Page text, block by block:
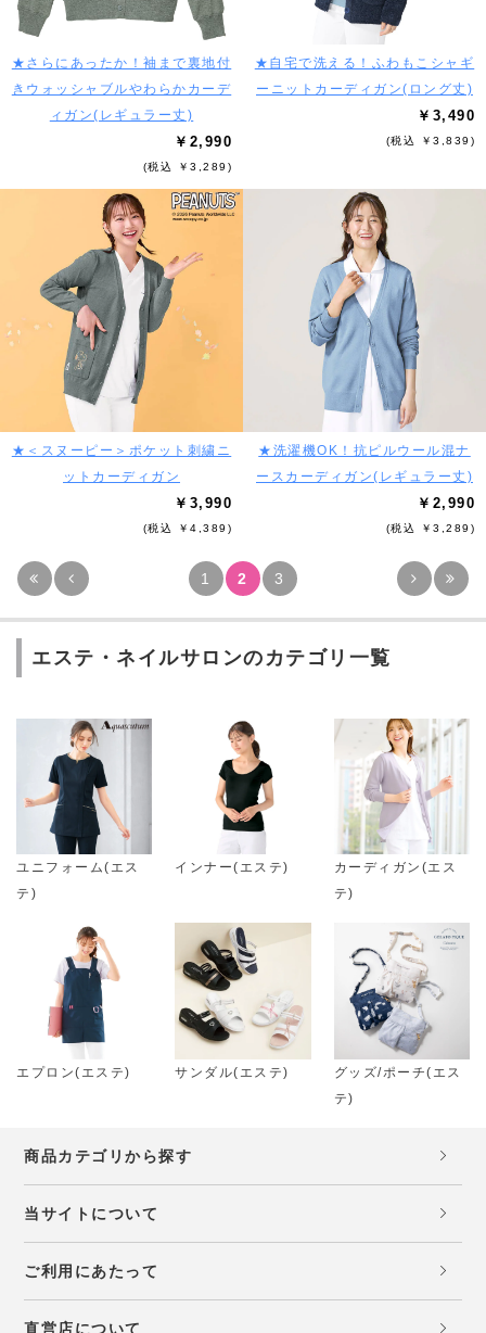
★さらにあったか！袖まで裏地付
きウォッシャブルやわらかカーデ
ィガン(レギュラー丈)
￥2,990
(税込 ￥3,289)
★自宅で洗える！ふわもこシャギ
ーニットカーディガン(ロング丈)
￥3,490
(税込 ￥3,839)
★＜スヌーピー＞ポケット刺繍ニ
ットカーディガン
￥3,990
(税込 ￥4,389)
★洗濯機OK！抗ピルウール混ナ
ースカーディガン(レギュラー丈)
￥2,990
(税込 ￥3,289)
1 2 3
エステ・ネイルサロンのカテゴリ一覧
ユニフォーム(エス
テ)
インナー(エステ)
カーディガン(エス
テ)
エプロン(エステ) サンダル(エステ)
グッズ/ポーチ(エス
テ)
商品カテゴリから探す
当サイトについて
ご利用にあたって
直営店について